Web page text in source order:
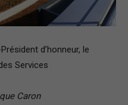
d’honneur, le
Services
Caron